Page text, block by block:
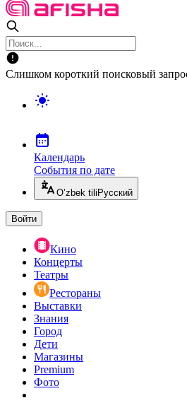
Слишком короткий поисковый
Календарь
События по дате
O’zbek tili Русский
Войти
Кино
Концерты
Театры
Рестораны
Выставки
Знания
Город
Дети
Магазины
Premium
Фото